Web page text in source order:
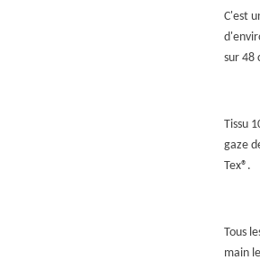
C'est
sur 48
Tissu
gaze
Tex®.
Tous
main